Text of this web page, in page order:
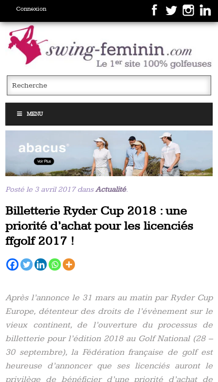
Connexion
MENU
Posté le 3 avril 2017 dansActualité.
Billetterie Ryder Cup 2018 : une
priorité d’achat pour les licenciés
ffgolf 2017 !
Après l’annonce le 31 mars au matin par Ryder Cup
Europe, détenteur des droits de l’évènement sur le
vieux continent, de l’ouverture du processus de
billetterie pour l’édition 2018 au Golf National (28 –
30 septembre), la Fédération française de golf est
heureuse d’annoncer que ses licenciés auront le
privilège de bénéficier d’une priorité d’achat de